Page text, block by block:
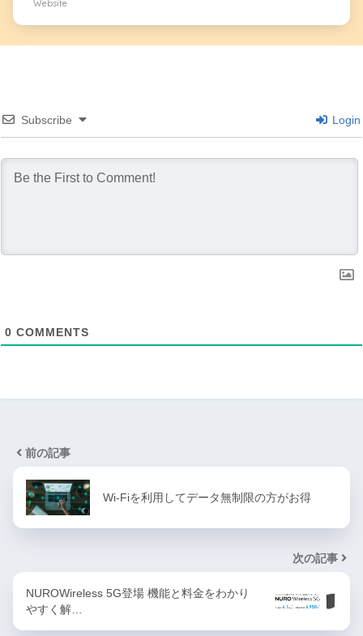
Website
Subscribe Login
0 COMMENTS
前の記事
Wi-Fiを利用してデータ無制限の方がお得
次の記事
NUROWireless 5G登場 機能と料金をわかり
やすく解…